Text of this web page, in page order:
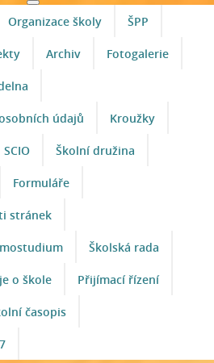
Organizace školy ŠPP
Archiv Fotogalerie
údajů Kroužky
SCIO Školní družina
Formuláře
stránek
Školská rada
o škole Přijímací řízení
časopis